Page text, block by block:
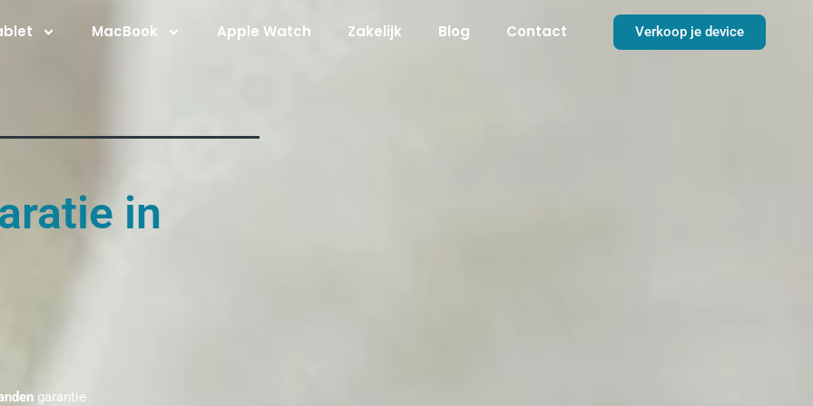
MacBook Apple Watch Zakelijk Blog Contact Verkoop je device
in
garantie